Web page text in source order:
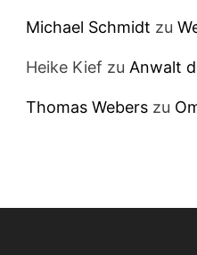
Michael Schmidt zu
Heike Kief zuAnwalt
Thomas Webers zu